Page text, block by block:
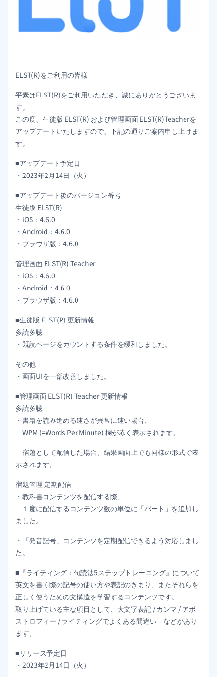
ELST(R)をご利用の皆様
平素はELST(R)をご利用いただき、誠にありがとうございま
す。
この度、生徒版 ELST(R) および管理画面 ELST(R)Teacherを
アップデートいたしますので、下記の通りご案内申し上げま
す。
■アップデート予定日
・2023年2月14日（火）
■アップデート後のバージョン番号
生徒版 ELST(R)
・iOS：4.6.0
・Android：4.6.0
・ブラウザ版：4.6.0
管理画面 ELST(R) Teacher
・iOS：4.6.0
・Android：4.6.0
・ブラウザ版：4.6.0
■生徒版 ELST(R) 更新情報
多読多聴
・既読ページをカウントする条件を緩和しました。
その他
・画面UIを一部改善しました。
■管理画面 ELST(R) Teacher 更新情報
多読多聴
・書籍を読み進める速さが異常に速い場合、
WPM (=Words Per Minute) 欄が赤く表示されます。
宿題として配信した場合、結果画面上でも同様の形式で表
示されます。
宿題管理 定期配信
・教科書コンテンツを配信する際、
１度に配信するコンテンツ数の単位に「パート」を追加し
ました。
・「発音記号」コンテンツを定期配信できるよう対応しまし
た。
■『ライティング：句読法5ステップトレーニング』について
英文を書く際の記号の使い方や表記のきまり、またそれらを
正しく使うための文構造を学習するコンテンツです。
取り上げている主な項目として、大文字表記 / カンマ / アポ
ストロフィー / ライティングでよくある間違い などがあり
ます。
■リリース予定日
・2023年2月14日（火）